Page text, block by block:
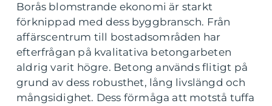
Borås blomstrande ekonomi är starkt
förknippad med dess byggbransch. Från
affärscentrum till bostadsområden har
efterfrågan på kvalitativa betongarbeten
aldrig varit högre. Betong används flitigt på
grund av dess robusthet, lång livslängd och
mångsidighet. Dess förmåga att motstå tuffa